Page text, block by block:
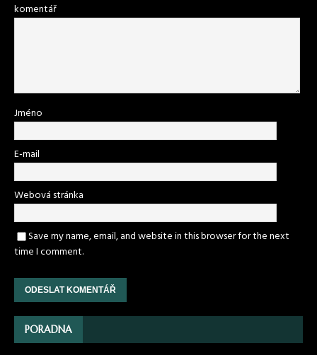
komentář
Jméno
E-mail
Webová stránka
Save my name, email, and website in this browser for the next
time I comment.
PORADNA